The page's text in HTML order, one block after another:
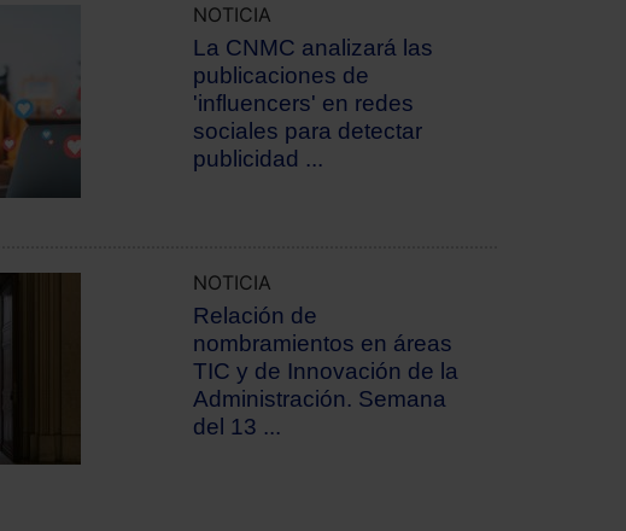
NOTICIA
La CNMC analizará las
publicaciones de
'influencers' en redes
sociales para detectar
publicidad ...
NOTICIA
Relación de
nombramientos en áreas
TIC y de Innovación de la
Administración. Semana
del 13 ...